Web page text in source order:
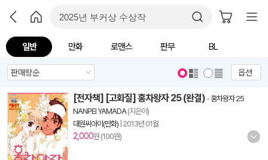
일반 만화 로맨스 판무 BL
옵션
[전자책] [고화질] 홍차왕자 25 (완결) -홍차왕자 25
NANPEI YAMADA(지은이)
대원씨아이(만화) 2013년 01월
2,000원 (100원)